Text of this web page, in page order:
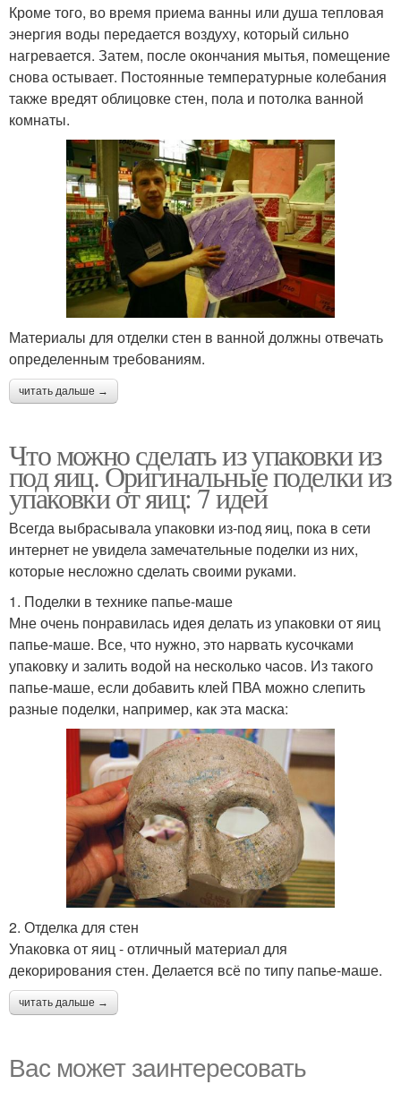
Кроме того, во время приема ванны или душа тепловая
энергия воды передается воздуху, который сильно
нагревается. Затем, после окончания мытья, помещение
снова остывает. Постоянные температурные колебания
также вредят облицовке стен, пола и потолка ванной
комнаты.
Материалы для отделки стен в ванной должны отвечать
определенным требованиям.
читать дальше →
Что можно сделать из упаковки из
под яиц. Оригинальные поделки из
упаковки от яиц: 7 идей
Всегда выбрасывала упаковки из-под яиц, пока в сети
интернет не увидела замечательные поделки из них,
которые несложно сделать своими руками.
1. Поделки в технике папье-маше
Мне очень понравилась идея делать из упаковки от яиц
папье-маше. Все, что нужно, это нарвать кусочками
упаковку и залить водой на несколько часов. Из такого
папье-маше, если добавить клей ПВА можно слепить
разные поделки, например, как эта маска:
2. Отделка для стен
Упаковка от яиц - отличный материал для
декорирования стен. Делается всё по типу папье-маше.
читать дальше →
Вас может заинтересовать